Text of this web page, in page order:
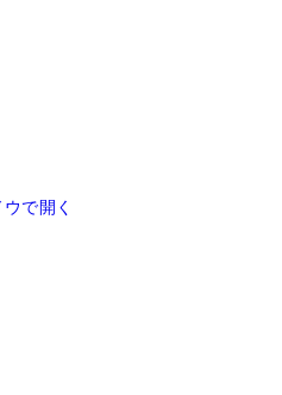
で開く